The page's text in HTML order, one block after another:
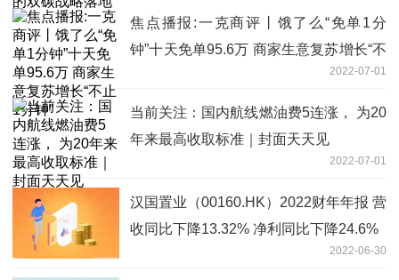
焦点播报:一克商评丨饿了么“免单1分
钟”十天免单95.6万 商家生意复苏增长“不
2022-07-01
当前关注：国内航线燃油费5连涨， 为20
年来最高收取标准｜封面天天见
2022-07-01
汉国置业（00160.HK）2022财年年报 营
收同比下降13.32% 净利同比下降24.6%
2022-06-30